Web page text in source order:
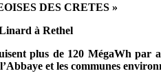
DES CRETES »
à Rethel
plus de 120 MégaWh par
et les communes